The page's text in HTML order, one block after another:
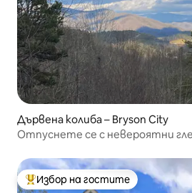
Дървена колиба – Bryson City
Отпуснете се с невероятни
Най-популярен избор на гостите
Избор на гостите